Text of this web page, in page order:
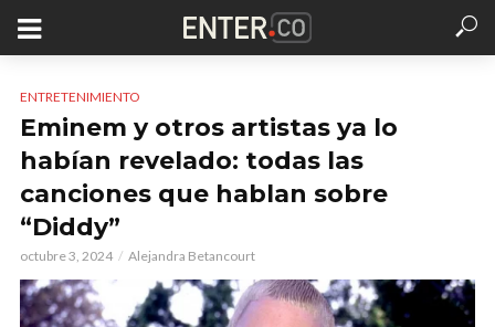
ENTRETENIMIENTO
Eminem y otros artistas ya lo
habían revelado: todas las
canciones que hablan sobre
“Diddy”
octubre 3, 2024 Alejandra Betancourt